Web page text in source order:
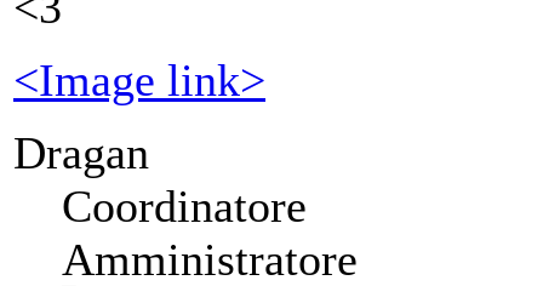
<Image link>
Dragan
Coordinatore
Amministratore